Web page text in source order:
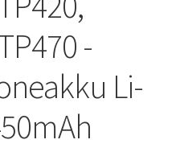
-
Li-